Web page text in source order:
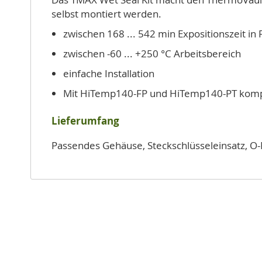
selbst montiert werden.
zwischen 168 ... 542 min Expositionszeit in
zwischen -60 ... +250 °C Arbeitsbereich
einfache Installation
Mit HiTemp140-FP und HiTemp140-PT
Lieferumfang
Passendes Gehäuse, Steckschlüsseleinsatz,